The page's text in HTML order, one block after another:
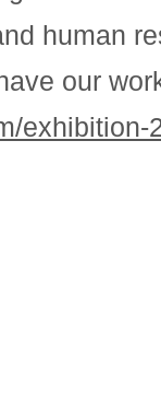
human
our
exhibition-